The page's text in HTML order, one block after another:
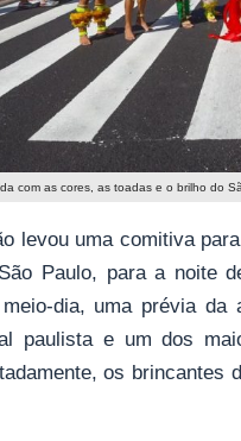
com as cores, as toadas e o brilho do
levou uma comitiva
Paulo, para a noite
dia, uma prévia
paulista e um dos
os brincantes